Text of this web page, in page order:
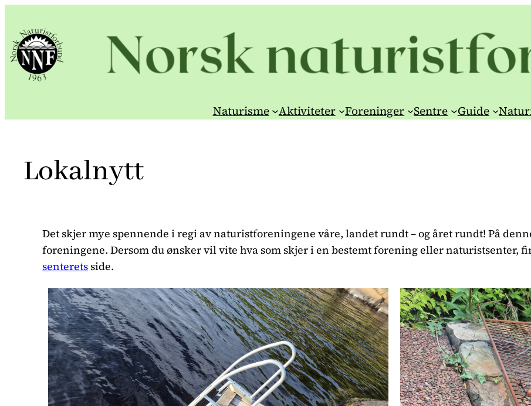
innhold
Naturisme Aktiviteter Foreninger Sentre Guide
Lokalnytt
Det skjer mye spennende i regi av naturistforeningene våre, landet rundt – og året rundt! På
foreningene. Dersom du ønsker vil vite hva som skjer i en bestemt forening eller naturistsenter,
senteretsside.